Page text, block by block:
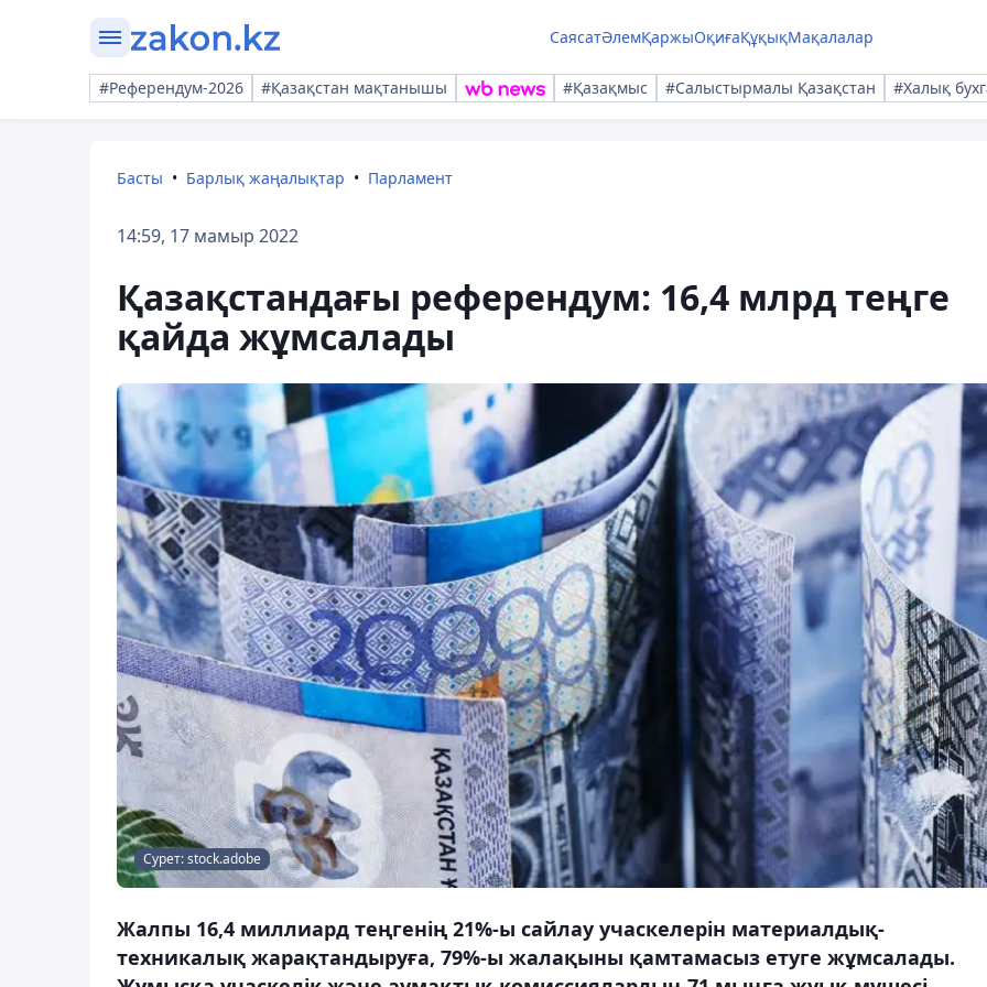
СаясатӘлемҚаржыОқиғаҚұқықМақалалар
#Референдум-2026 #Қазақстан мақтанышы #Қазақмыс #Салыстырмалы Қазақстан #Халық
Басты Барлық жаңалықтар Парламент
14:59, 17 мамыр 2022
Қазақстандағы референдум: 16,4 млрд теңге
қайда жұмсалады
Сурет: stock.adobe
Жалпы 16,4 миллиард теңгенің 21%-ы сайлау учаскелерін материалдық-
техникалық жарақтандыруға, 79%-ы жалақыны қамтамасыз етуге жұмсалады.